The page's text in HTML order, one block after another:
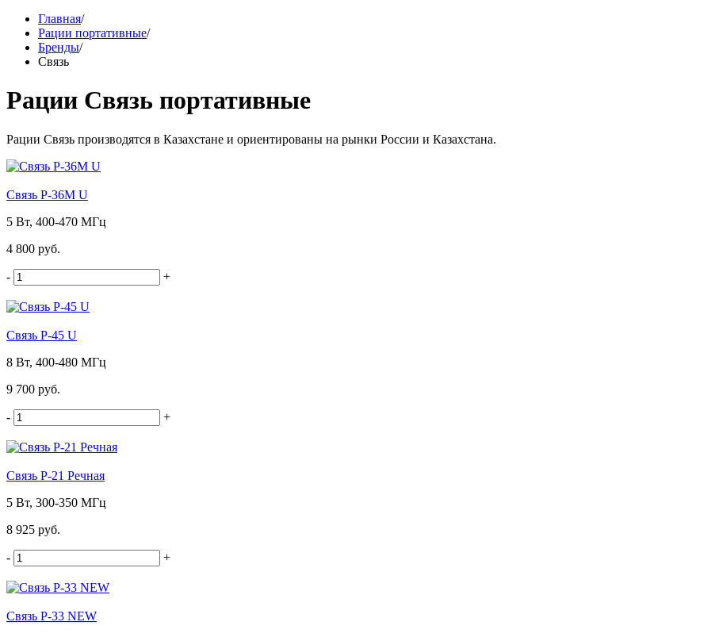
Главная/
Рации портативные/
Бренды/
Связь
Рации Связь портативные
Рации Связь производятся в Казахстане и ориентированы на рынки России и Казахстана.
Связь Р-36М U
5 Вт, 400-470 МГц
4 800 руб.
- +
Связь Р-45 U
8 Вт, 400-480 МГц
9 700 руб.
- +
Связь Р-21 Речная
5 Вт, 300-350 МГц
8 925 руб.
- +
Связь Р-33 NEW